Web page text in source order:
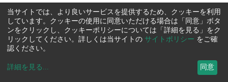
当サイトでは、より良いサービスを提供するため、クッキーを利用
しています。クッキーの使用に同意いただける場合は「同意」ボタ
ンをクリックし、クッキーポリシーについては「詳細を見る」をク
リックしてください。詳しくは当サイトの サイトポリシー をご確
認ください。
詳細を見る ... 同意